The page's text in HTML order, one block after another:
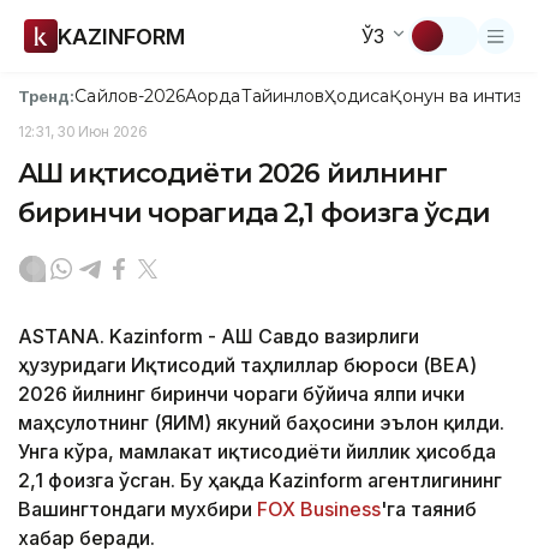
KAZINFORM ЎЗ
Тренд:Сайлов-2026АқордаТайинловҲодисаҚонун ва
12:31, 30 Июн 2026
АҚШ иқтисодиёти 2026 йилнинг
биринчи чорагида 2,1 фоизга ўсди
ASTANA. Kazinform - АҚШ Савдо вазирлиги
ҳузуридаги Иқтисодий таҳлиллар бюроси (BEA)
2026 йилнинг биринчи чораги бўйича ялпи ички
маҳсулотнинг (ЯИМ) якуний баҳосини эълон қилди.
Унга кўра, мамлакат иқтисодиёти йиллик ҳисобда
2,1 фоизга ўсган. Бу ҳақда Kazinform агентлигининг
Вашингтондаги мухбири FOX Business'га таяниб
хабар беради.